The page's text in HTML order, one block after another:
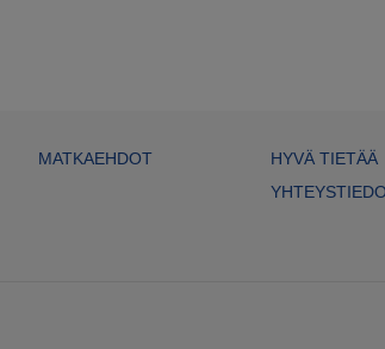
MATKAEHDOT
HYVÄ TIETÄÄ